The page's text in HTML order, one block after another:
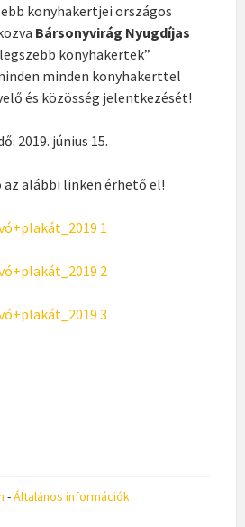
konyhakertjei országos
Bársonyvirág Nyugdíjas
konyhakertek”
minden konyhakerttel
és közösség jelentkezését!
2019. június 15.
alábbi linken érhető el!
1
2
3
-Általános információk